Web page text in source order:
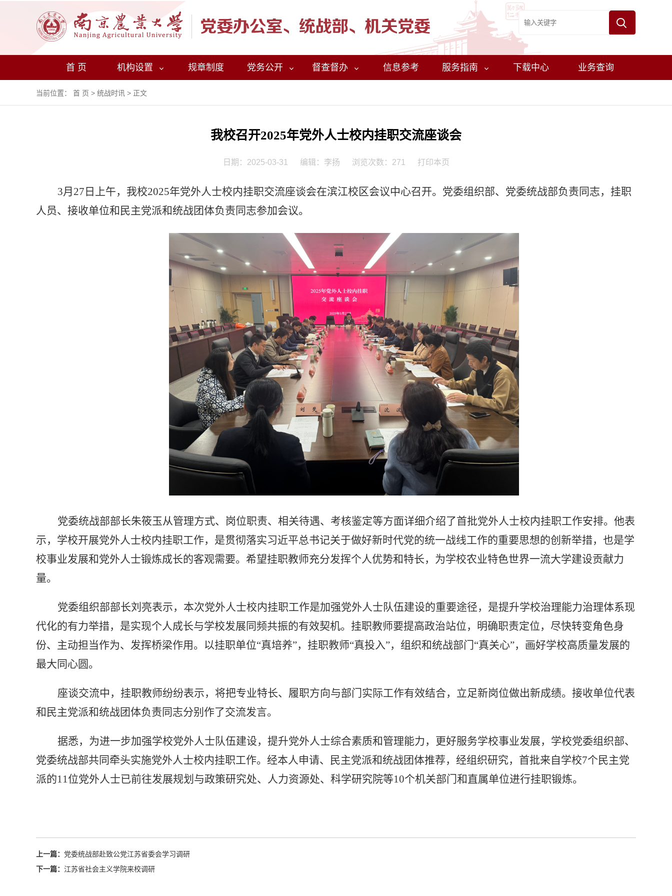
首 页 机构设置 规章制度 党务公开 督查督办 信息参考 服务指南 下载中心 业务查询
当前位置： 首 页 > 统战时讯 > 正文
我校召开2025年党外人士校内挂职交流座谈会
日期：2025-03-31 编辑：李扬 浏览次数： 271 打印本页
3月 27 日上午， 我校2025年党外人士校内挂职交流座谈会在滨江校区会议中心召开。党委组织部、党委统战部负责同志，挂职
人员、接收单位和民主党派和统战团体负责同志参加会议。
党委统战部部长朱筱玉从管理方式、岗位职责、相关待遇、考核鉴定等方面详细介绍了首批党外人士校内挂职工作安排。他表
示，学校开展党外人士校内挂职工作，是贯彻落实习近平总书记关于做好新时代党的统一战线工作的重要思想的创新举措，也是学
校事业发展和党外人士锻炼成长的客观需要。希望挂职教师充分发挥个人优势和特长， 为学校农业特色世界一流大学建设贡献力
量。
党委组织部部长刘亮表示， 本次党外人士校内挂职工作是加强党外人士队伍建设的重要途径，是提升学校治理能力治理体系现
代化的有力举措，是实现个人成长与学校发展同频共振的有效契机。挂职教师要提高政治站位，明确职责定位， 尽快转变角色身
份、主动担当作为、发挥桥梁作用。 以挂职单位“真培养”，挂职教师“真投入”，组织和统战部门“真关心”， 画好学校高质量发展的
最大同心圆。
座谈交流中，挂职教师纷纷表示，将把专业特长、履职方向与部门实际工作有效结合，立足新岗位做出新成绩。 接收单位代表
和民主党派和统战团体负责同志分别作了交流发言。
据悉，为进一步加强学校党外人士队伍建设，提升党外人士综合素质和管理能力，更好服务学校事业发展，学校党委组织部、
党委统战部共同牵头实施党外人士校内挂职工作。经本人申请、民主党派和统战团体推荐，经组织研究，首批来自学校7个民主党
派的11位党外人士已前往发展规划与政策研究处、人力资源处、科学研究院等10个机关部门和直属单位进行挂职锻炼。
上一篇： 党委统战部赴致公党江苏省委会学习调研
下一篇： 江苏省社会主义学院来校调研